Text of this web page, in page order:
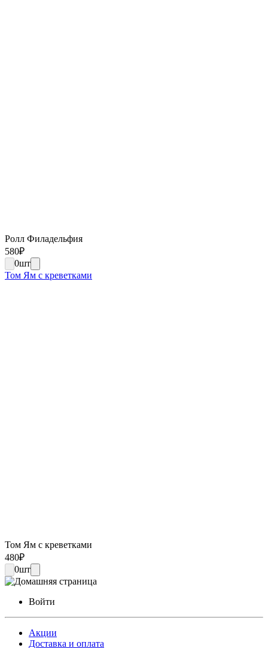
Ролл Филадельфия
580₽
0шт
Том Ям с креветками
Том Ям с креветками
480₽
0шт
Войти
Акции
Доставка и оплата